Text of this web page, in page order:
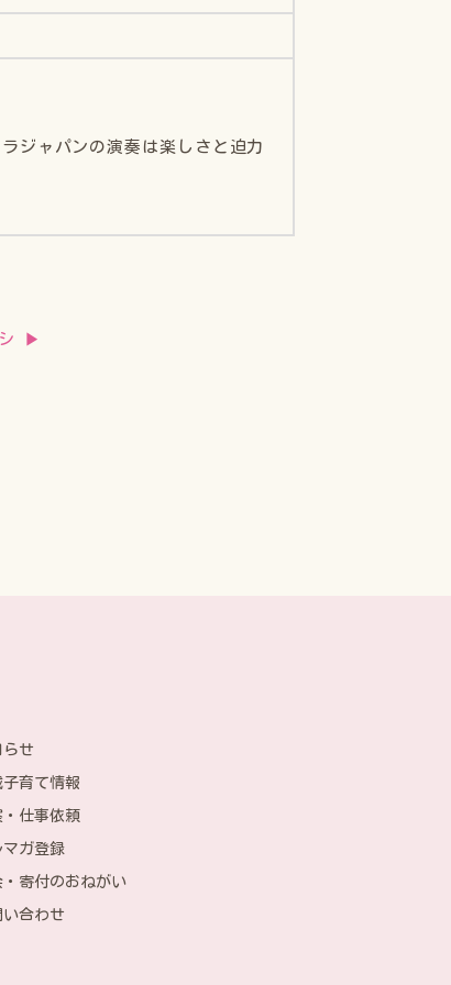
ジャパンの演奏は楽しさと迫力
シ ▶
らせ
子育て情報
・仕事依頼
マガ登録
・寄付のおねがい
い合わせ